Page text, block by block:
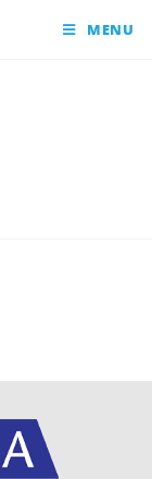
MENU